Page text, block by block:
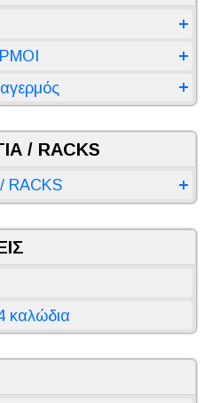
/ RACKS
καλώδια